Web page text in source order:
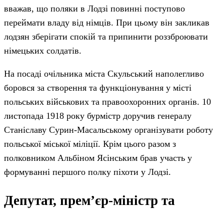
вважав, що поляки в Лодзі повинні поступово
переймати владу від німців. При цьому він закликав
лодзян зберігати спокій та припинити роззброювати
німецьких солдатів.
На посаді очільника міста Скульський наполегливо
боровся за створення та функціонування у місті
польських військових та правоохоронних органів. 10
листопада 1918 року бурмістр доручив генералу
Станіславу Сурин-Масальському організувати роботу
польської міської міліції. Крім цього разом з
полковником Альбіном Ясінським брав участь у
формуванні першого полку піхоти у Лодзі.
Депутат, прем’єр-міністр та